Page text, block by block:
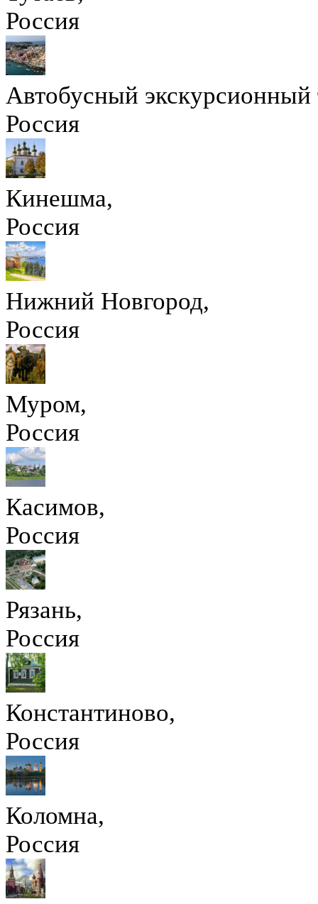
Россия
Автобусный
Россия
Кинешма,
Россия
Нижний Новгород,
Россия
Муром,
Россия
Касимов,
Россия
Рязань,
Россия
Константиново,
Россия
Коломна,
Россия